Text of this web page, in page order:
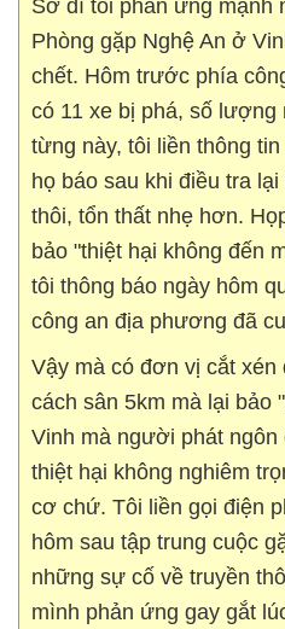
Sở dĩ tôi phản ứng mạnh
Phòng gặp Nghệ An ở
chết. Hôm trước phía
có 11 xe bị phá, số
từng này, tôi liền thông
họ báo sau khi điều tra
thôi, tổn thất nhẹ hơn.
bảo "thiệt hại không đến
tôi thông báo ngày hôm
công an địa phương đã
Vậy mà có đơn vị cắt xén
cách sân 5km mà lại bảo
Vinh mà người phát ngôn
thiệt hại không nghiêm
cơ chứ. Tôi liền gọi điện
hôm sau tập trung cuộc
những sự cố về truyền
mình phản ứng gay gắt